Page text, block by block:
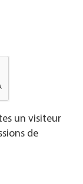
un visiteur
de